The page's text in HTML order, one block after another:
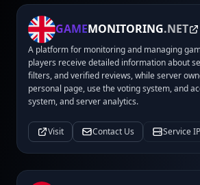
GAMEMONITORING.NET
A platform for monitoring and managing
players receive detailed information about
filters, and verified reviews, while server
personal page, use the voting system, and
system, and server analytics.
Visit Contact Us Service